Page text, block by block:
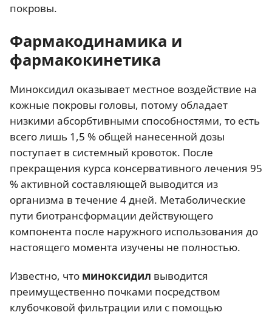
покровы.
Фармакодинамика и
фармакокинетика
Миноксидил оказывает местное воздействие на
кожные покровы головы, потому обладает
низкими абсорбтивными способностями, то есть
всего лишь 1,5 % общей нанесенной дозы
поступает в системный кровоток. После
прекращения курса консервативного лечения 95
% активной составляющей выводится из
организма в течение 4 дней. Метаболические
пути биотрансформации действующего
компонента после наружного использования до
настоящего момента изучены не полностью.
Известно, что миноксидил выводится
преимущественно почками посредством
клубочковой фильтрации или с помощью